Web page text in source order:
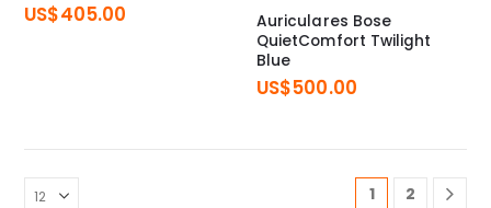
US$405.00
Auriculares Bose
QuietComfort Twilight
Blue
US$500.00
1 2